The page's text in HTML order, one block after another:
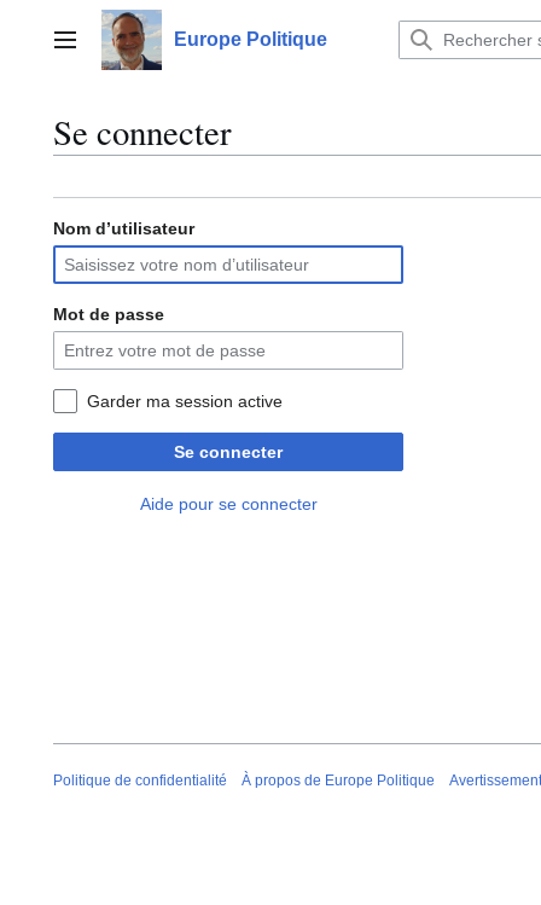
contenuMenu principalEurope Politique
Se connecter
Nom d’utilisateur
Mot de passe
Garder ma session active
Se connecter
Aide pour se connecter
Politique de confidentialité À propos de Europe Politique